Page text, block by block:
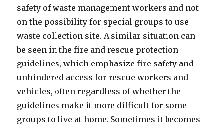
safety of waste management workers and not
on the possibility for special groups to use
waste collection site. A similar situation can
be seen in the fire and rescue protection
guidelines, which emphasize fire safety and
unhindered access for rescue workers and
vehicles, often regardless of whether the
guidelines make it more difficult for some
groups to live at home. Sometimes it becomes